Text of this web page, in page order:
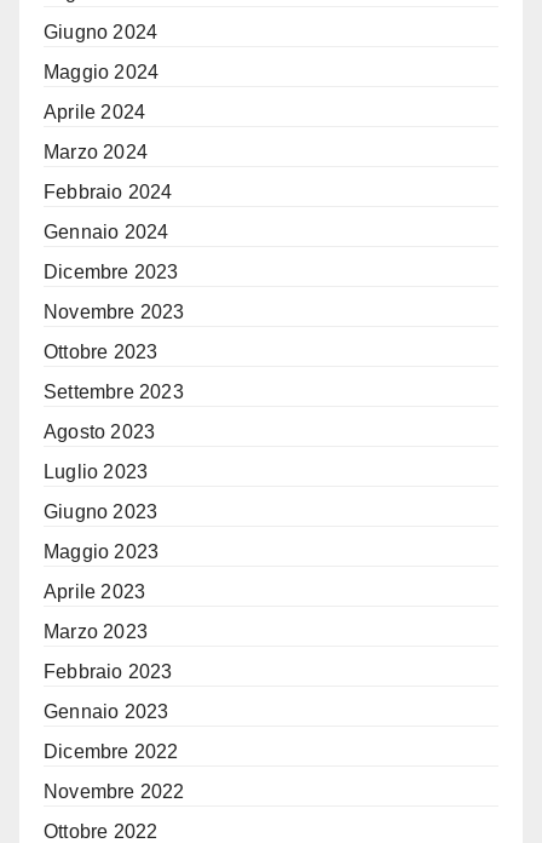
Giugno 2024
Maggio 2024
Aprile 2024
Marzo 2024
Febbraio 2024
Gennaio 2024
Dicembre 2023
Novembre 2023
Ottobre 2023
Settembre 2023
Agosto 2023
Luglio 2023
Giugno 2023
Maggio 2023
Aprile 2023
Marzo 2023
Febbraio 2023
Gennaio 2023
Dicembre 2022
Novembre 2022
Ottobre 2022